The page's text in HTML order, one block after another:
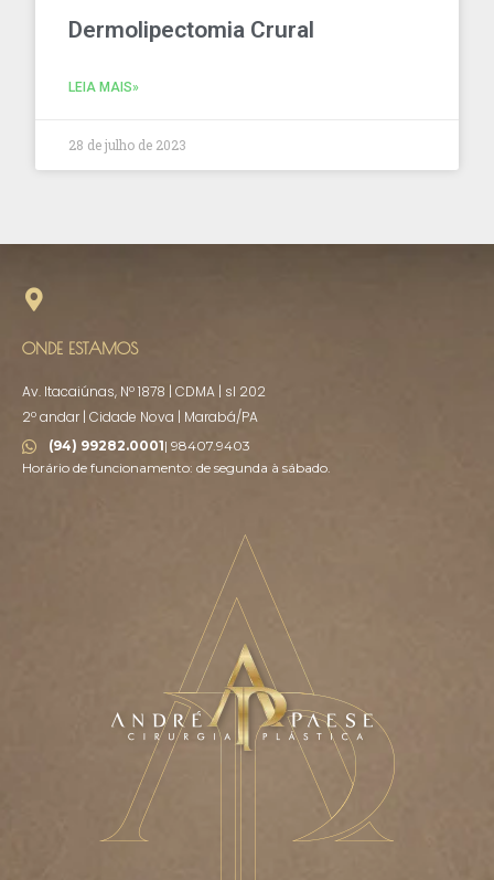
Dermolipectomia Crural
LEIA MAIS»
28 de julho de 2023
ONDE ESTAMOS
Av. Itacaiúnas, Nº 1878 | CDMA | sl 202
2º andar | Cidade Nova | Marabá/PA
(94) 99282.0001| 98407.9403
Horário de funcionamento: de segunda à sábado.